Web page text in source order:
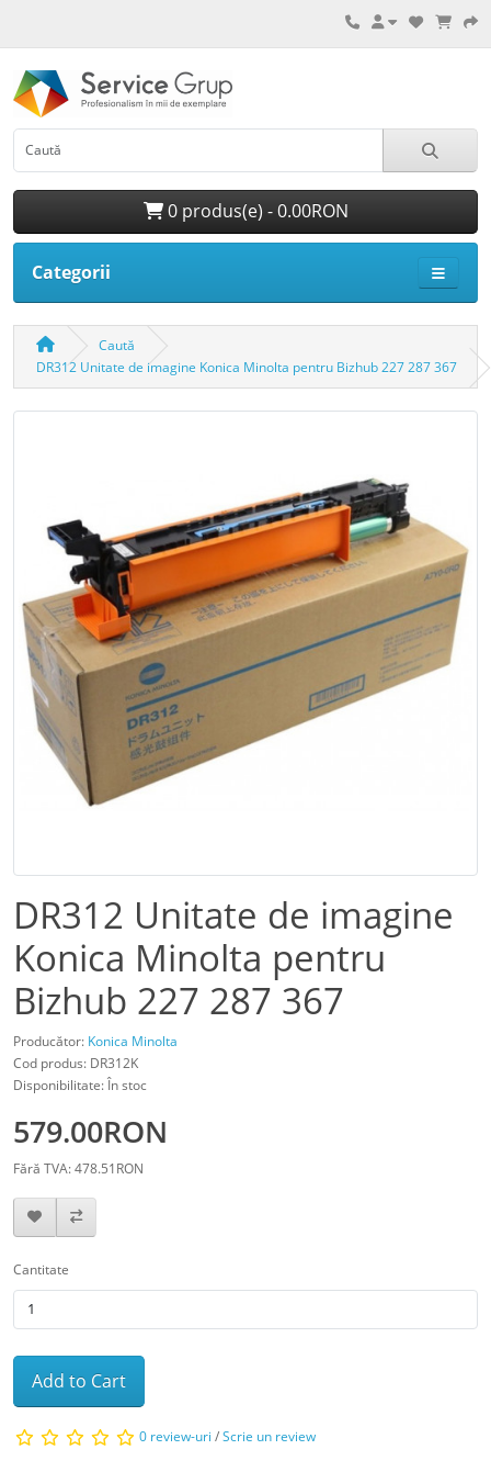
0 produs(e) - 0.00RON
Categorii
Caută
DR312 Unitate de imagine Konica Minolta pentru Bizhub 227 287 367
DR312 Unitate de imagine
Konica Minolta pentru
Bizhub 227 287 367
Producător: Konica Minolta
Cod produs: DR312K
Disponibilitate: În stoc
579.00RON
Fără TVA: 478.51RON
Cantitate
Add to Cart
0 review-uri /Scrie un review